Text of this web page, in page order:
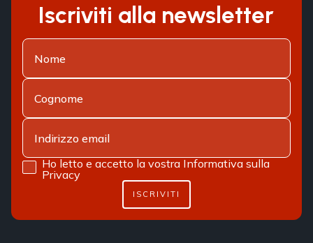
Iscriviti alla newsletter
Ho letto e accetto la vostra Informativa sulla
Privacy
ISCRIVITI